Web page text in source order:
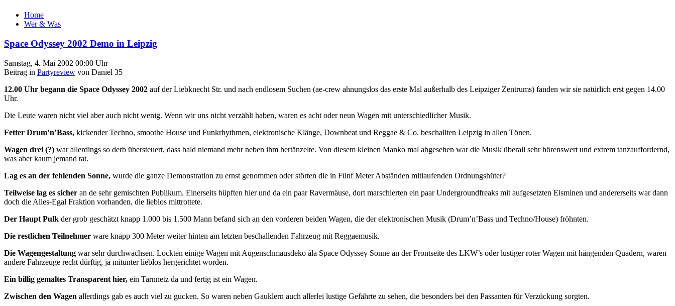
Home
Wer & Was
Space Odyssey 2002 Demo in Leipzig
Samstag, 4. Mai 2002 00:00 Uhr
Beitrag in Partyreview von Daniel 35
12.00 Uhr begann die Space Odyssey 2002 auf der Liebknecht Str. und nach endlosem Suchen (ae-crew ahnungslos das erste Mal außerhalb des Leipziger Zentrums) fanden wir sie natürlich erst gegen 14.00
Uhr.
Die Leute waren nicht viel aber auch nicht wenig. Wenn wir uns nicht verzählt haben, waren es acht oder neun Wagen mit unterschiedlicher Musik.
Fetter Drum’n’Bass, kickender Techno, smoothe House und Funkrhythmen, elektronische Klänge, Downbeat und Reggae & Co. beschallten Leipzig in allen Tönen.
Wagen drei (?) war allerdings so derb übersteuert, dass bald niemand mehr neben ihm hertänzelte. Von diesem kleinen Manko mal abgesehen war die Musik überall sehr hörenswert und extrem tanzauffordernd,
was aber kaum jemand tat.
Lag es an der fehlenden Sonne, wurde die ganze Demonstration zu ernst genommen oder störten die in Fünf Meter Abständen mitlaufenden Ordnungshüter?
Teilweise lag es sicher an de sehr gemischten Publikum. Einerseits hüpften hier und da ein paar Ravermäuse, dort marschierten ein paar Undergroundfreaks mit aufgesetzten Eisminen und andererseits war dann
doch die Alles-Egal Fraktion vorhanden, die lieblos mittrottete.
Der Haupt Pulk der grob geschätzt knapp 1.000 bis 1.500 Mann befand sich an den vorderen beiden Wagen, die der elektronischen Musik (Drum’n’Bass und Techno/House) fröhnten.
Die restlichen Teilnehmer ware knapp 300 Meter weiter hinten am letzten beschallenden Fahrzeug mit Reggaemusik.
Die Wagengestaltung war sehr durchwachsen. Lockten einige Wagen mit Augenschmausdeko ála Space Odyssey Sonne an der Frontseite des LKW’s oder lustiger roter Wagen mit hängenden Quadern, waren
andere Fahrzeuge recht dürftig, ja mitunter lieblos hergerichtet worden.
Ein billig gemaltes Transparent hier, ein Tarnnetz da und fertig ist ein Wagen.
Zwischen den Wagen allerdings gab es auch viel zu gucken. So waren neben Gauklern auch allerlei lustige Gefährte zu sehen, die besonders bei den Passanten für Verzückung sorgten.